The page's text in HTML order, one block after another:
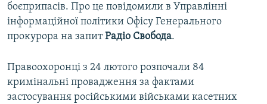
боєприпасів. Про це повідомили в Управлінні
інформаційної політики Офісу Генерального
прокурора на запитРадіо Свобода.
Правоохоронці з 24 лютого розпочали 84
кримінальні провадження за фактами
застосування російськими військами касетних